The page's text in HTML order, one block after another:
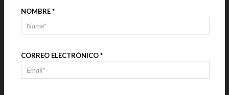
NOMBRE*
CORREO ELECTRÓNICO*